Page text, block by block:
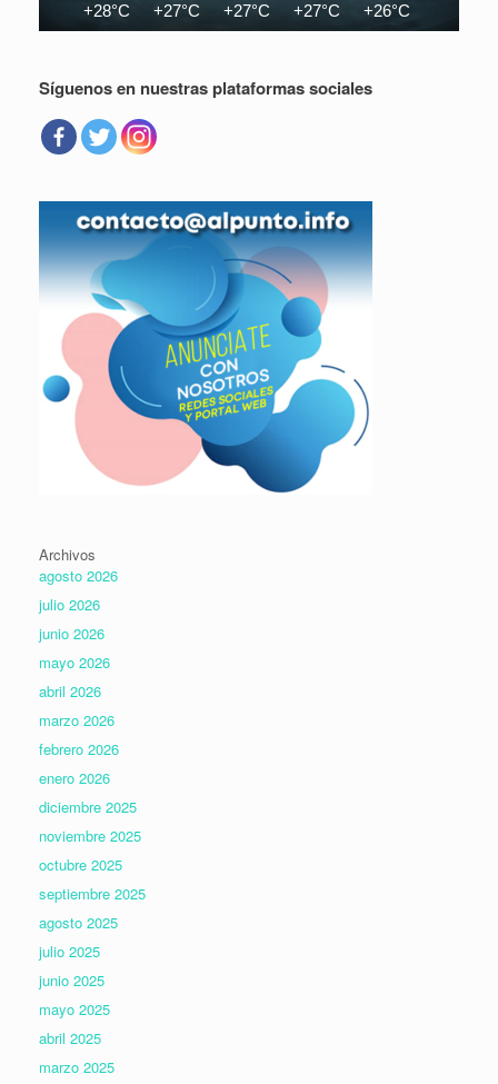
+28°C +27°C +27°C +27°C +26°C
Síguenos en nuestras plataformas sociales
Archivos
agosto 2026
julio 2026
junio 2026
mayo 2026
abril 2026
marzo 2026
febrero 2026
enero 2026
diciembre 2025
noviembre 2025
octubre 2025
septiembre 2025
agosto 2025
julio 2025
junio 2025
mayo 2025
abril 2025
marzo 2025